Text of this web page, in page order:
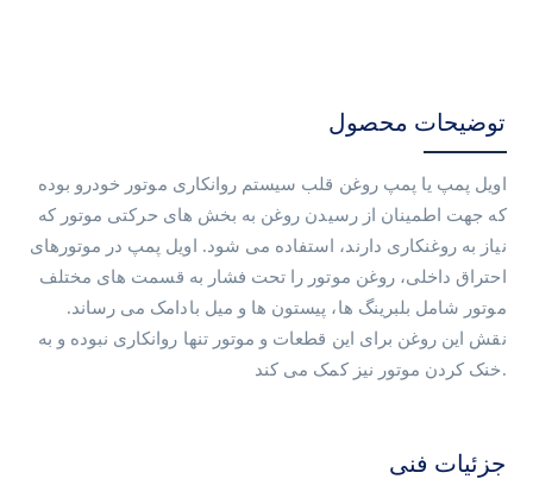
توضیحات محصول
اویل پمپ یا پمپ روغن قلب سیستم روانکاری موتور خودرو بوده
که جهت اطمینان از رسیدن روغن به بخش های حرکتی موتور که
نیاز به روغنکاری دارند، استفاده می شود. اویل پمپ در موتورهای
احتراق داخلی، روغن موتور را تحت فشار به قسمت های مختلف
موتور شامل بلبرینگ ها، پیستون ها و میل بادامک می رساند.
نقش این روغن برای این قطعات و موتور تنها روانکاری نبوده و به
خنک کردن موتور نیز کمک می کند.
جزئیات فنی